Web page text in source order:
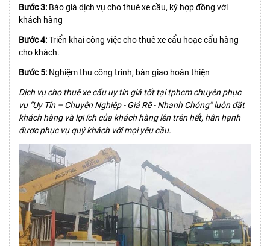
Bước 3: Báo giá dịch vụ cho thuê xe cầu, ký hợp đồng với
khách hàng
Bước 4:Triển khai công việc cho thuê xe cẩu hoạc cẩu hàng
cho khách.
Bước 5: Nghiệm thu công trình, bàn giao hoàn thiện
Dịch vụ cho thuê xe cẩu uy tín giá tốt tại tphcm chuyên phục
vụ “Uy Tín – Chuyên Nghiệp - Giá Rẽ - Nhanh Chóng” luôn đặt
khách hàng và lợi ích của khách hàng lên trên hết, hân hạnh
được phục vụ quý khách với mọi yêu cầu.